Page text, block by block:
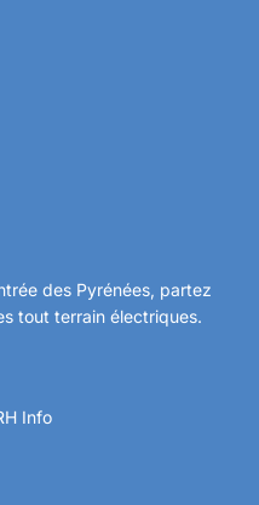
des Pyrénées, partez
tout terrain électriques.
Info